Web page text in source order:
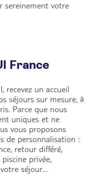
sereinement votre
France
recevez un accueil
séjours sur mesure, à
Parce que nous
uniques et ne
vous proposons
de personnalisation :
retour différé,
privée,
séjour…